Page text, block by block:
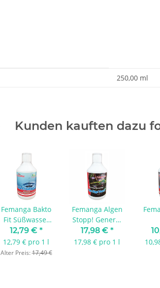
250,00 ml
Kunden kauften dazu
Femanga Bakto
Fit Süßwasser
1000 ml
12,79 € *
12,79 € pro 1 l
Alter Preis:17,49 €
Femanga Algen
Stopp! General
1000 ml
17,98 € *
17,98 € pro 1 l